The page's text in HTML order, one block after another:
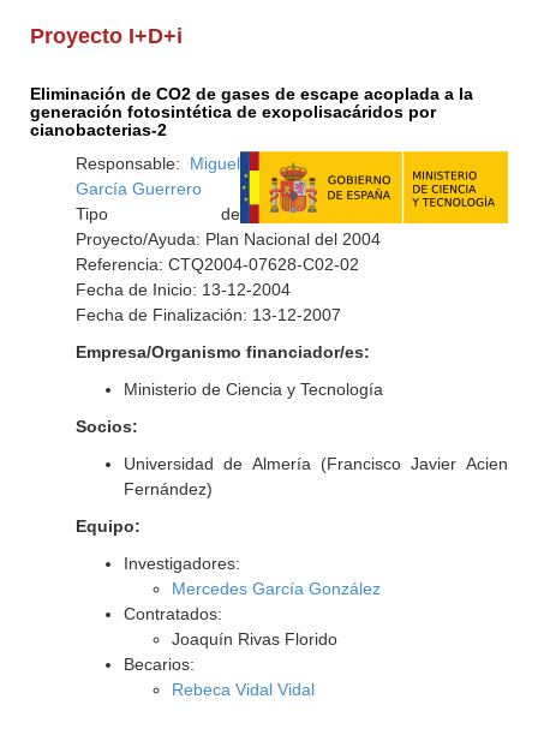
Proyecto I+D+i
Eliminación de CO2 de gases de escape acoplada a la
generación fotosintética de exopolisacáridos por
cianobacterias-2
Responsable: Miguel
García Guerrero
Tipo de
Proyecto/Ayuda: Plan Nacional del 2004
Referencia: CTQ2004-07628-C02-02
Fecha de Inicio: 13-12-2004
Fecha de Finalización: 13-12-2007
Empresa/Organismo financiador/es:
Ministerio de Ciencia y Tecnología
Socios:
Universidad de Almería (Francisco Javier Acien
Fernández)
Equipo:
Investigadores:
Mercedes García González
Contratados:
Joaquín Rivas Florido
Becarios:
Rebeca Vidal Vidal